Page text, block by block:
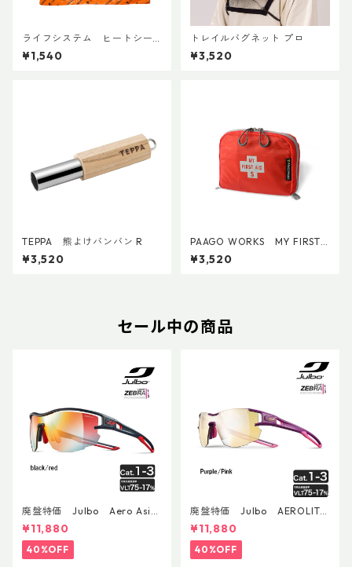
ライフシステム ヒートシー
ルドポンチョ
¥1,540
トレイルバグネット プロ
¥3,520
TEPPA 熊よけバンバン R
¥3,520
PAAGO WORKS MY FIRST
AID S
¥3,520
セール中の商品
廃盤特価 Julbo Aero Asia
nFit
¥11,880
40%OFF
廃盤特価 Julbo AEROLITE
AsianFit
¥11,880
40%OFF